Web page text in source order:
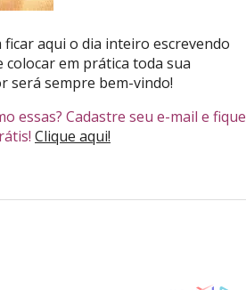
ficar aqui o dia inteiro escrevendo
em prática toda sua
será sempre bem-vindo!
essas? Cadastre seu e-mail e fique
Clique aqui!